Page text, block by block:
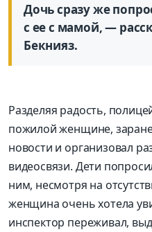
Дочь сразу же
с ее с мамой, —
Бекнияз.
Разделяя радость,
пожилой женщине,
новости и организовал
видеосвязи. Дети
ним, несмотря на
женщина очень хотела
инспектор переживал,